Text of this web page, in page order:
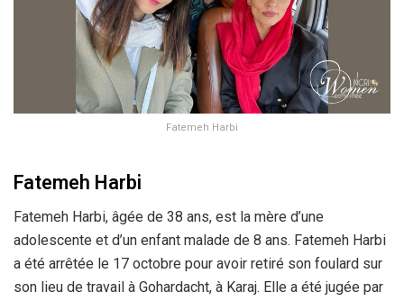
Fatemeh Harbi
Fatemeh Harbi
Fatemeh Harbi, âgée de 38 ans, est la mère d’une
adolescente et d’un enfant malade de 8 ans. Fatemeh Harbi
a été arrêtée le 17 octobre pour avoir retiré son foulard sur
son lieu de travail à Gohardacht, à Karaj. Elle a été jugée par